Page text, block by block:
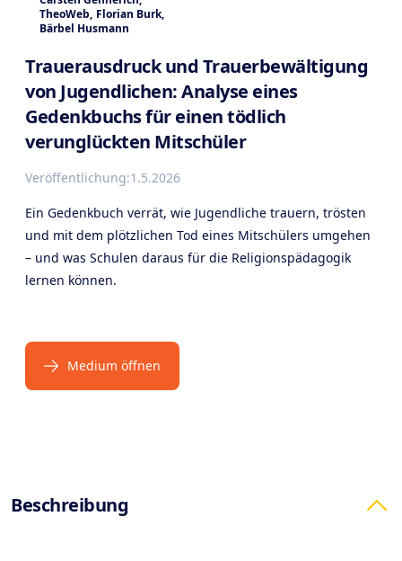
TheoWeb, Florian Burk,
Bärbel Husmann
Trauerausdruck und Trauerbewältigung
von Jugendlichen: Analyse eines
Gedenkbuchs für einen tödlich
verunglückten Mitschüler
Veröffentlichung:1.5.2026
Ein Gedenkbuch verrät, wie Jugendliche trauern, trösten
und mit dem plötzlichen Tod eines Mitschülers umgehen
– und was Schulen daraus für die Religionspädagogik
lernen können.
Medium öffnen
Products
Beschreibung